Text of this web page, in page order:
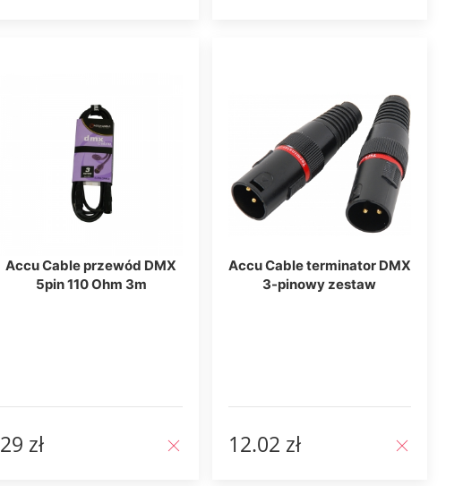
Accu Cable przewód DMX
5pin 110 Ohm 3m
29 zł
Accu Cable terminator DMX
3-pinowy zestaw
12.02 zł